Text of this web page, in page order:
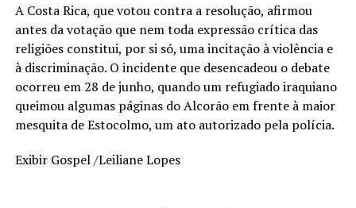
A Costa Rica, que votou contra a resolução, afirmou
antes da votação que nem toda expressão crítica das
religiões constitui, por si só, uma incitação à violência e
à discriminação. O incidente que desencadeou o debate
ocorreu em 28 de junho, quando um refugiado iraquiano
queimou algumas páginas do Alcorão em frente à maior
mesquita de Estocolmo, um ato autorizado pela polícia.
Exibir Gospel /Leiliane Lopes